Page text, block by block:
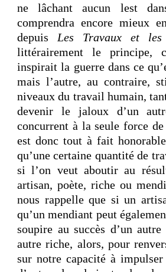
ne lâchant aucun lest
comprendra encore mieux
depuis Les Travaux et les
littérairement le principe,
inspirait la guerre dans ce
mais l’autre, au contraire,
niveaux du travail humain,
devenir le jaloux d’un
concurrent à la seule force
est donc tout à fait
qu’une certaine quantité de
si l’on veut aboutir au
artisan, poète, riche ou
nous rappelle que si un
qu’un mendiant peut
soupire au succès d’un
autre riche, alors, pour
sur notre capacité à